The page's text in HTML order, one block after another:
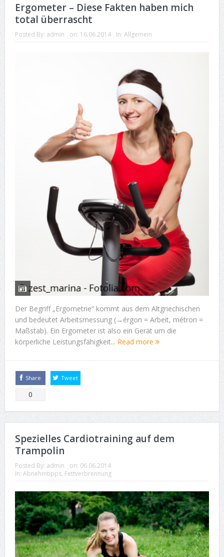
Ergometer – Diese Fakten haben mich
total überrascht
Posted By: admin on: 16.06.2014 In: Allgemein
Der Begriff „Ergometrie“ kommt aus dem Altgriechischen
und bedeutet Arbeitsmessung (→érgon = Arbeit, métron =
Maßstab). Ein Ergometer ist also ein Gerät um die
körperliche Leistungsfähigkeit... Read more
Share
0
Tweet
Spezielles Cardiotraining auf dem
Trampolin
Posted By: admin on: 06.06.2014
In: Abnehmtipps, Fettverbrennung